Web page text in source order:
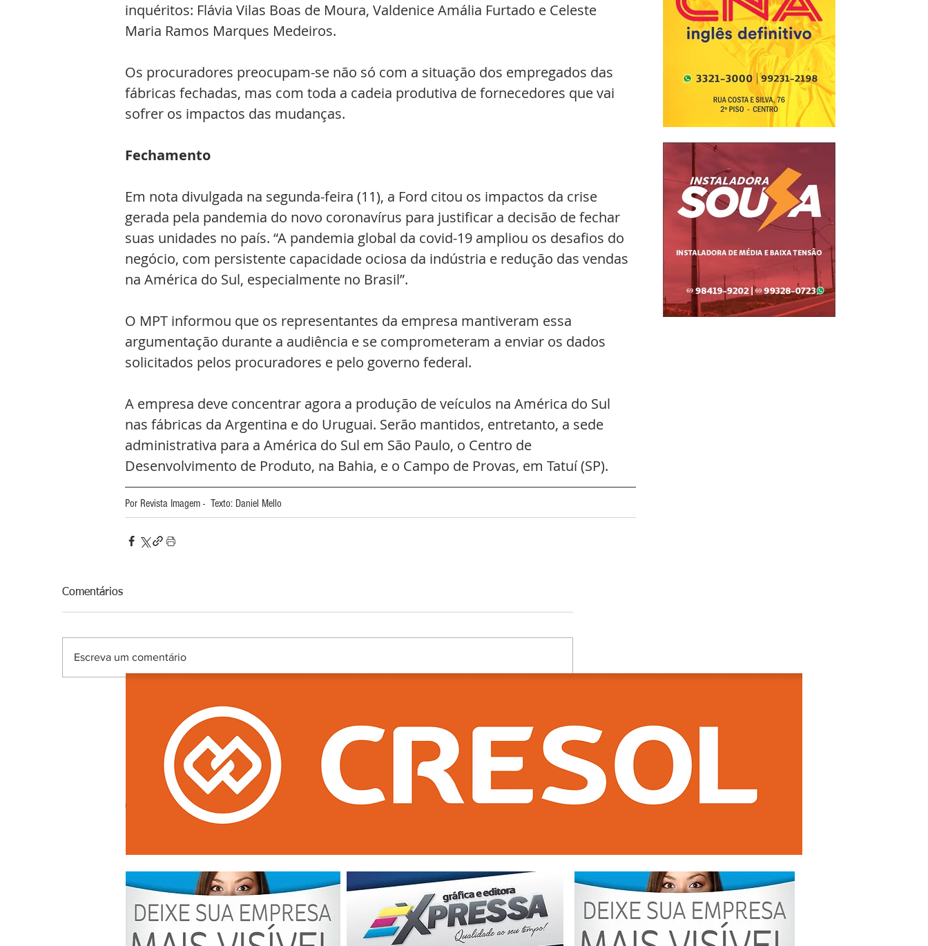
inquéritos: Flávia Vilas Boas de Moura, Valdenice Amália Furtado e Celeste
Maria Ramos Marques Medeiros.
Os procuradores preocupam-se não só com a situação dos empregados das
fábricas fechadas, mas com toda a cadeia produtiva de fornecedores que vai
sofrer os impactos das mudanças.
Fechamento
Em nota divulgada na segunda-feira (11), a Ford citou os impactos da crise
gerada pela pandemia do novo coronavírus para justificar a decisão de fechar
suas unidades no país. “A pandemia global da covid-19 ampliou os desafios do
negócio, com persistente capacidade ociosa da indústria e redução das vendas
na América do Sul, especialmente no Brasil”.
O MPT informou que os representantes da empresa mantiveram essa
argumentação durante a audiência e se comprometeram a enviar os dados
solicitados pelos procuradores e pelo governo federal.
A empresa deve concentrar agora a produção de veículos na América do Sul
nas fábricas da Argentina e do Uruguai. Serão mantidos, entretanto, a sede
administrativa para a América do Sul em São Paulo, o Centro de
Desenvolvimento de Produto, na Bahia, e o Campo de Provas, em Tatuí (SP).
Por Revista Imagem -  Texto: Daniel Mello
Comentários
Escreva um comentário